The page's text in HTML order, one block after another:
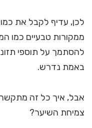
ממקורות טבעיים כמו
להסתמך על תוספי
באמת נדרש.
אבל, איך כל זה מתקשר
צמיחת השיער?